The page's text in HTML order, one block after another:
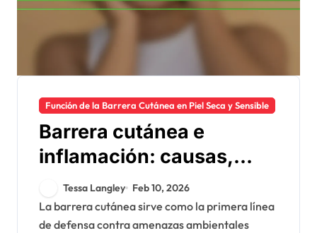
Función de la Barrera Cutánea en Piel Seca y Sensible
Barrera cutánea e
inflamación: causas,
efectos, tratamientos
Tessa Langley Feb 10, 2026
La barrera cutánea sirve como la primera línea
de defensa contra amenazas ambientales